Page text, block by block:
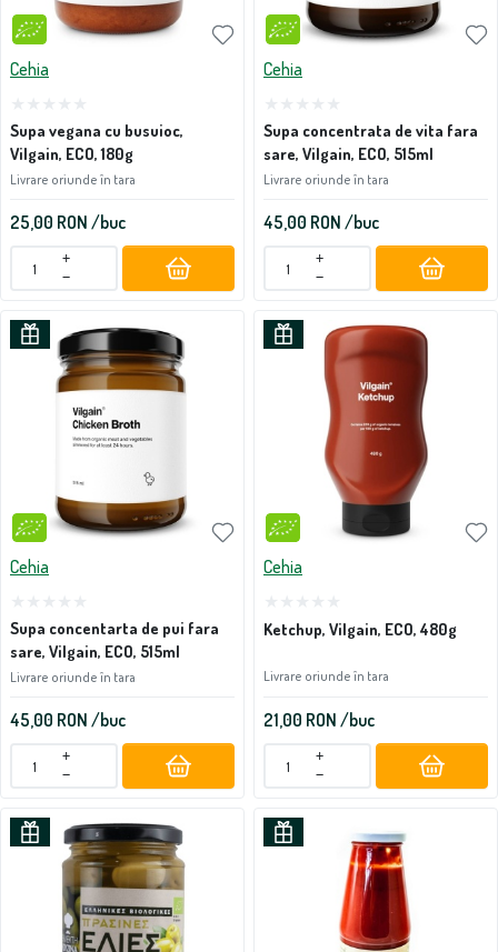
Cehia
Supa vegana cu busuioc,
Vilgain, ECO, 180g
Livrare oriunde în tara
25,00 RON /buc
+
−
Cehia
Supa concentrata de vita fara
sare, Vilgain, ECO, 515ml
Livrare oriunde în tara
45,00 RON /buc
+
−
Cehia
Supa concentarta de pui fara
sare, Vilgain, ECO, 515ml
Livrare oriunde în tara
45,00 RON /buc
+
−
Cehia
Ketchup, Vilgain, ECO, 480g
Livrare oriunde în tara
21,00 RON /buc
+
−